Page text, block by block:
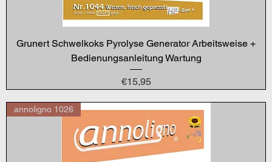
Grunert Schwelkoks Pyrolyse Generator Arbeitsweise +
Bedienungsanleitung Wartung
Price
€15,95
annoligno 1026